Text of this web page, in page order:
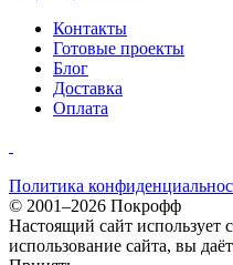
Контакты
Готовые проекты
Блог
Доставка
Оплата
Политика
© 2001–2026 Покрофф
Настоящий сайт
использование сайта, вы